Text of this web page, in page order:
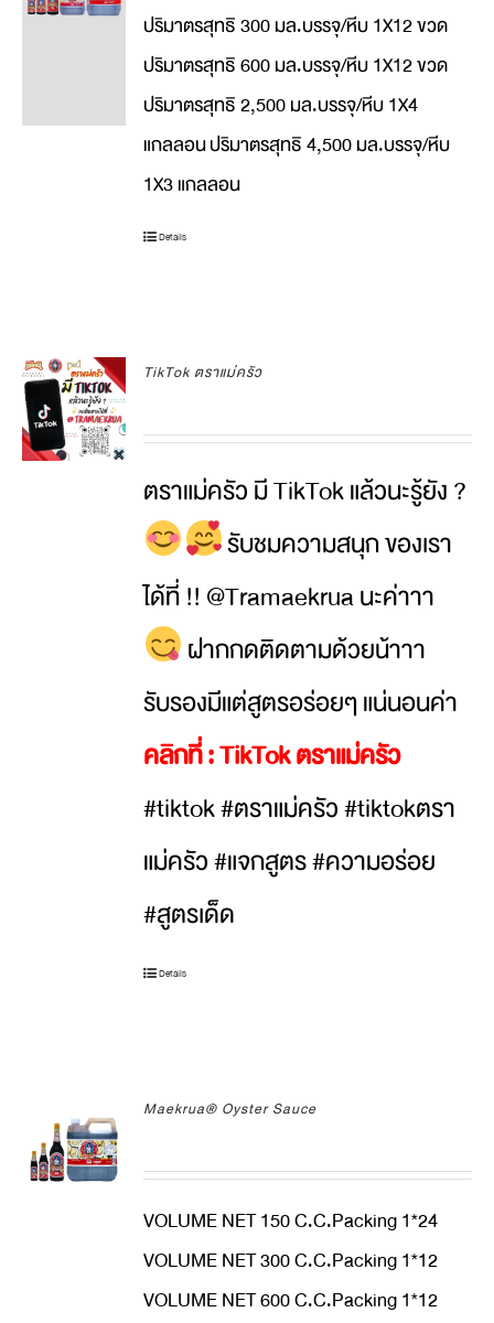
ปริมาตรสุทธิ 300 มล.บรรจุ/หีบ 1X12 ขวด
ปริมาตรสุทธิ 600 มล.บรรจุ/หีบ 1X12 ขวด
ปริมาตรสุทธิ 2,500 มล.บรรจุ/หีบ 1X4
แกลลอนปริมาตรสุทธิ 4,500 มล.บรรจุ/หีบ
1X3 แกลลอน
Details
TikTok ตราแม่ครัว
ตราแม่ครัว มี TikTok แล้วนะรู้ยัง ?
รับชมความสนุก ของเรา
ได้ที่ !! @Tramaekrua นะค่าาา
ฝากกดติดตามด้วยน้าาา
รับรองมีแต่สูตรอร่อยๆ แน่นอนค่า
คลิกที่ :TikTok ตราแม่ครัว
#tiktok #ตราแม่ครัว #tiktokตรา
แม่ครัว #แจกสูตร #ความอร่อย
#สูตรเด็ด
Details
Maekrua® Oyster Sauce
VOLUME NET 150 C.C.Packing 1*24
VOLUME NET 300 C.C.Packing 1*12
VOLUME NET 600 C.C.Packing 1*12